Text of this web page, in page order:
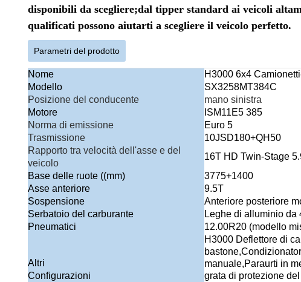
disponibili da scegliere;dal tipper standard ai veicoli
qualificati possono aiutarti a scegliere il veicolo perfetto.
Parametri del prodotto
Nome
H3000 6x4
Modello
SX3258MT384C
Posizione del conducente
mano sinistra
Motore
ISM11E5 385
Norma di emissione
Euro 5
Trasmissione
10JSD180+QH50
Rapporto tra velocità dell'asse e del
veicolo
16T HD Twin-Stage
Base delle ruote ((mm)
3775+1400
Asse anteriore
9.5T
Sospensione
Anteriore posteriore
Serbatoio del carburante
Leghe di alluminio da
Pneumatici
12.00R20 (modello
Altri
Configurazioni
H3000 Deflettore di
manuale,Paraurti in
grata di protezione